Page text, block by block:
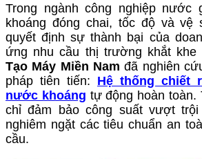
Trong ngành công nghiệp nước
khoáng đóng chai, tốc độ và vệ
quyết định sự thành bại của
ứng nhu cầu thị trường khắt khe
Tạo Máy Miền Nam đã nghiên
pháp tiên tiến: Hệ thống chiết
nước khoáng tự động hoàn toàn.
chỉ đảm bảo công suất vượt
nghiêm ngặt các tiêu chuẩn an
cầu.